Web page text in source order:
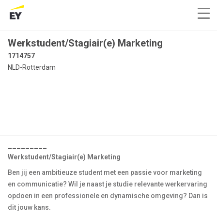
Werkstudent/Stagiair(e) Marketing
1714757
NLD-Rotterdam
Werkstudent/Stagiair(e) Marketing
Ben jij een ambitieuze student met een passie voor marketing
en communicatie? Wil je naast je studie relevante werkervaring
opdoen in een professionele en dynamische omgeving? Dan is
dit jouw kans.